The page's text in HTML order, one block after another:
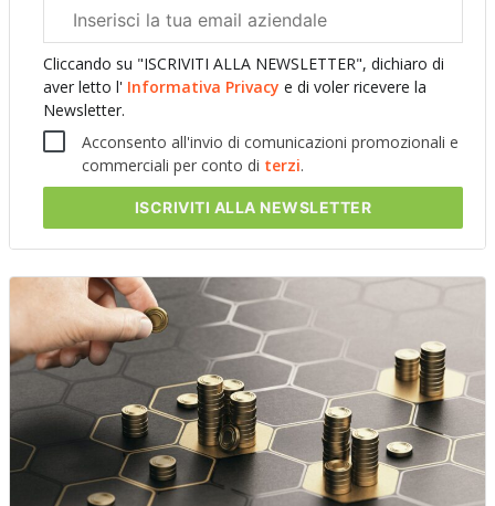
aziendale
Cliccando su "ISCRIVITI ALLA NEWSLETTER", dichiaro di
aver letto l' Informativa Privacy e di voler ricevere la
Newsletter.
Acconsento all'invio di comunicazioni promozionali e
commerciali per conto di terzi.
ISCRIVITI ALLA NEWSLETTER